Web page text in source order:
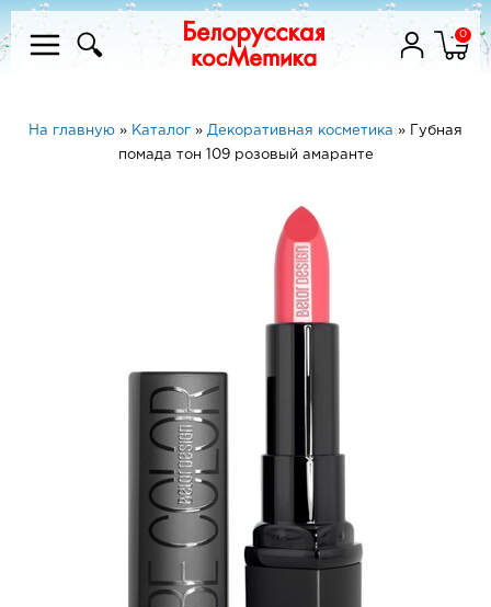
0
На главную » Каталог » Декоративная косметика »
Губная
помада тон 109 розовый амаранте